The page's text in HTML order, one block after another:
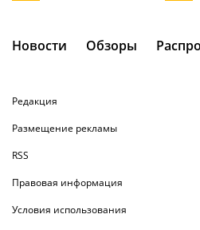
Новости Обзоры
Редакция
Размещение рекламы
RSS
Правовая информация
Условия использования